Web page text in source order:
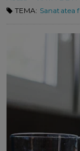
TEMA: Sanatatea